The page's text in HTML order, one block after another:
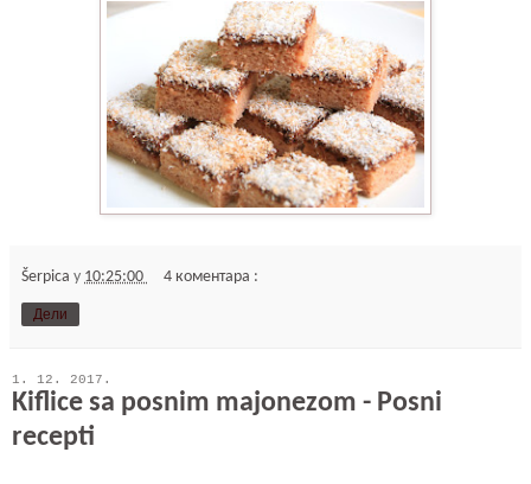
Šerpica у 10:25:00 4 коментара :
Дели
1. 12. 2017.
Kiflice sa posnim majonezom - Posni
recepti